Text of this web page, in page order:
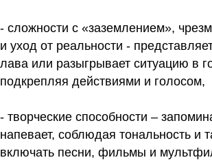
- сложности с «заземлением»,
и уход от реальности -
лава или разыгрывает ситуацию в
подкрепляя действиями и голосом,
- творческие способности –
напевает, соблюдая тональность и
включать песни, фильмы и